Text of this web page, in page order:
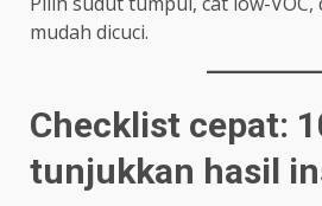
mudah dicuci.
Checklist cepat:
tunjukkan hasil